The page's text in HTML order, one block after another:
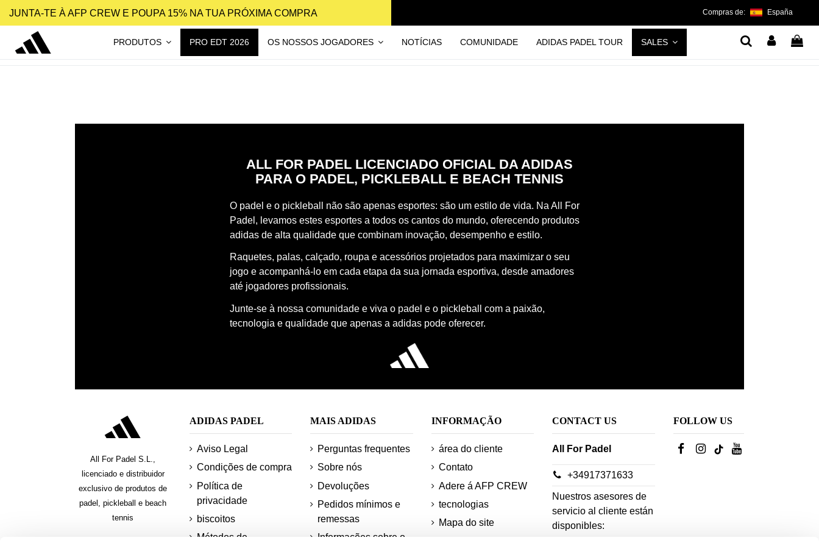
JUNTA-TE À AFP CREW E POUPA 15% NA TUA PRÓXIMA COMPRA Compras de: España
PRODUTOS PRO EDT 2026 OS NOSSOS JOGADORES NOTÍCIAS COMUNIDADE ADIDAS PADEL TOUR SALES
ALL FOR PADEL LICENCIADO OFICIAL DA ADIDAS
PARA O PADEL, PICKLEBALL E BEACH TENNIS
O padel e o pickleball não são apenas esportes: são um estilo de vida. Na All For
Padel, levamos estes esportes a todos os cantos do mundo, oferecendo produtos
adidas de alta qualidade que combinam inovação, desempenho e estilo.
Raquetes, palas, calçado, roupa e acessórios projetados para maximizar o seu
jogo e acompanhá-lo em cada etapa da sua jornada esportiva, desde amadores
até jogadores profissionais.
Junte-se à nossa comunidade e viva o padel e o pickleball com a paixão,
tecnologia e qualidade que apenas a adidas pode oferecer.
All For Padel S.L.,
licenciado e distribuidor
exclusivo de produtos de
padel, pickleball e beach
tennis
ADIDAS PADEL
Aviso Legal
Condições de compra
Política de
privacidade
biscoitos
Métodos de
MAIS ADIDAS
Perguntas frequentes
Sobre nós
Devoluções
Pedidos mínimos e
remessas
Informações sobre o
INFORMAÇÃO
área do cliente
Contato
Adere á AFP CREW
tecnologias
Mapa do site
CONTACT US
All For Padel
+34917371633
Nuestros asesores de
servicio al cliente están
disponibles:
FOLLOW US